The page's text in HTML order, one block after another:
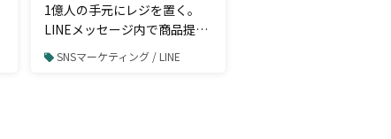
1億人の手元にレジを置く。
LINEメッセージ内で商品提案
から購入・決済まで完了でき
SNSマーケティング / LINE